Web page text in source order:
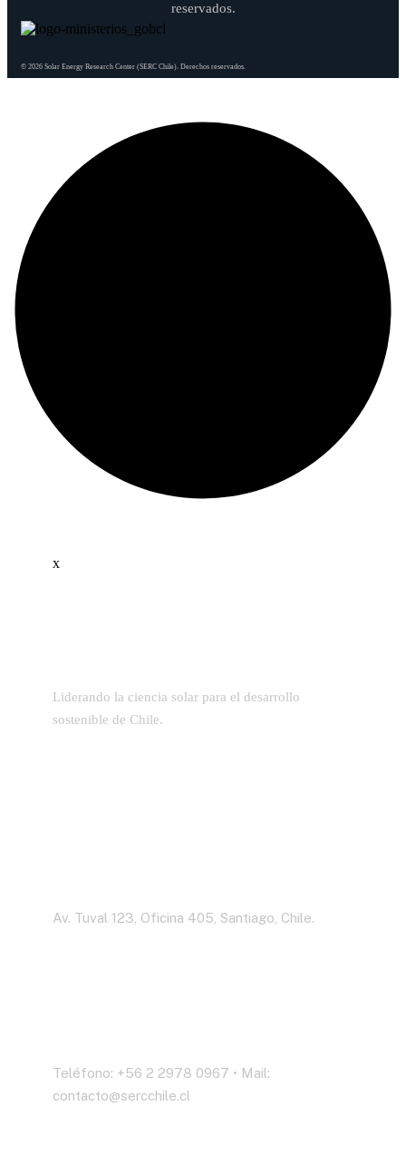
reservados.
© 2026 Solar Energy Research Center (SERC Chile). Derechos reservados.
x
Liderando la ciencia solar para el desarrollo
sostenible de Chile.
Av. Tuval 123, Oficina 405, Santiago, Chile.
Teléfono: +56 2 2978 0967 • Mail:
contacto@sercchile.cl